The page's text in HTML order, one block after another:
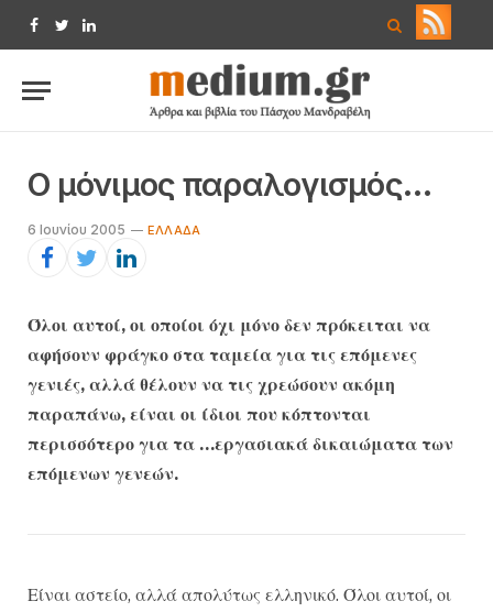
Facebook
TwitterLinkedIn
Ο μόνιμος παραλογισμός…
6 Ιουνίου 2005 EΛΛΆΔΑ
Όλοι αυτοί, οι οποίοι όχι μόνο δεν πρόκειται να
αφήσουν φράγκο στα ταμεία για τις επόμενες
γενιές, αλλά θέλουν να τις χρεώσουν ακόμη
παραπάνω, είναι οι ίδιοι που κόπτονται
περισσότερο για τα …εργασιακά δικαιώματα των
επόμενων γενεών.
Είναι αστείο, αλλά απολύτως ελληνικό. Όλοι αυτοί, οι